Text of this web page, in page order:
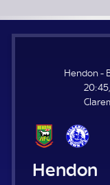
Hendon -
Hendon